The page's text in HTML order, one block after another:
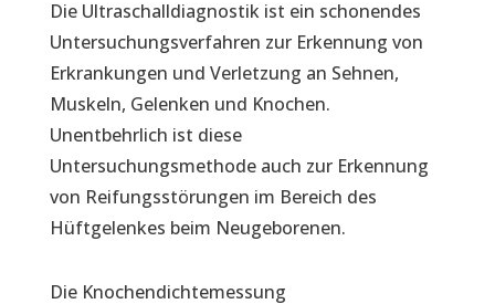
Die Ultraschalldiagnostik ist ein schonendes
Untersuchungsverfahren zur Erkennung von
Erkrankungen und Verletzung an Sehnen,
Muskeln, Gelenken und Knochen.
Unentbehrlich ist diese
Untersuchungsmethode auch zur Erkennung
von Reifungsstörungen im Bereich des
Hüftgelenkes beim Neugeborenen.
Die Knochendichtemessung